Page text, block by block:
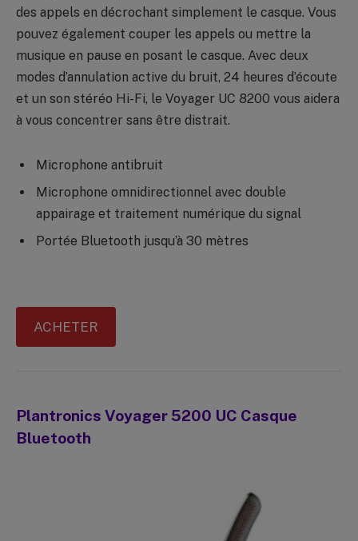
des appels en décrochant simplement le casque. Vous
pouvez également couper les appels ou mettre la
musique en pause en posant le casque. Avec deux
modes d’annulation active du bruit, 24 heures d’écoute
et un son stéréo Hi-Fi, le Voyager UC 8200 vous aidera
à vous concentrer sans être distrait.
Microphone antibruit
Microphone omnidirectionnel avec double
appairage et traitement numérique du signal
Portée Bluetooth jusqu’à 30 mètres
ACHETER
Plantronics Voyager 5200 UC Casque
Bluetooth